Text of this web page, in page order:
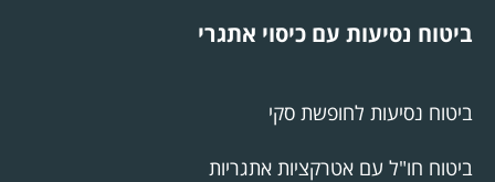
ביטוח נסיעות עם כיסוי אתגרי
ביטוח נסיעות לחופשת סקי
ביטוח חו"ל עם אטרקציות אתגריות